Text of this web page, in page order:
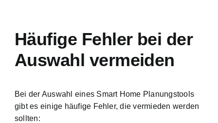
Häufige Fehler bei der
Auswahl vermeiden
Bei der Auswahl eines Smart Home Planungstools
gibt es einige häufige Fehler, die vermieden werden
sollten: